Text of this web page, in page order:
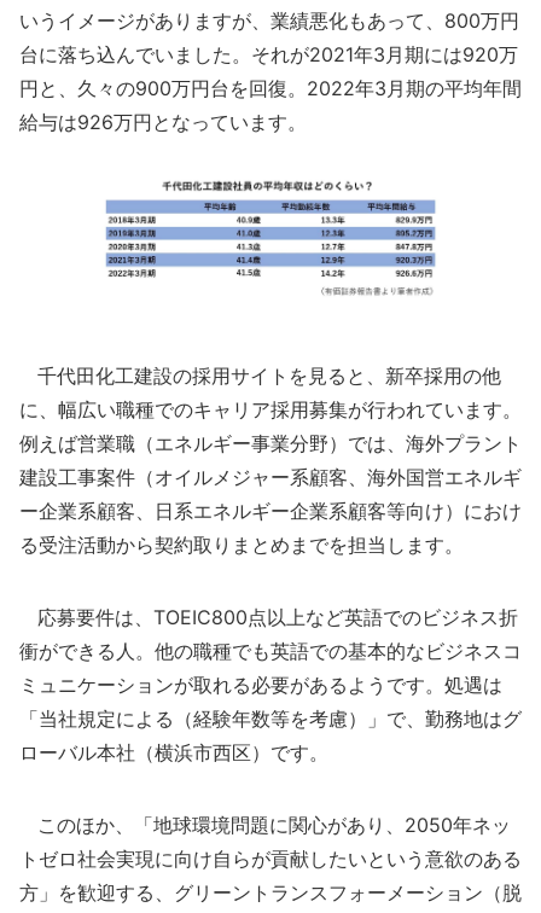
いうイメージがありますが、業績悪化もあって、800万円
台に落ち込んでいました。それが2021年3月期には920万
円と、久々の900万円台を回復。2022年3月期の平均年間
給与は926万円となっています。
千代田化工建設の採用サイトを見ると、新卒採用の他
に、幅広い職種でのキャリア採用募集が行われています。
例えば営業職（エネルギー事業分野）では、海外プラント
建設工事案件（オイルメジャー系顧客、海外国営エネルギ
ー企業系顧客、日系エネルギー企業系顧客等向け）におけ
る受注活動から契約取りまとめまでを担当します。
応募要件は、TOEIC800点以上など英語でのビジネス折
衝ができる人。他の職種でも英語での基本的なビジネスコ
ミュニケーションが取れる必要があるようです。処遇は
「当社規定による（経験年数等を考慮）」で、勤務地はグ
ローバル本社（横浜市西区）です。
このほか、「地球環境問題に関心があり、2050年ネッ
トゼロ社会実現に向け自らが貢献したいという意欲のある
方」を歓迎する、グリーントランスフォーメーション（脱